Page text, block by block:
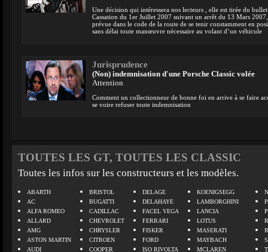
Une décision qui intéressera nos lecteurs , elle est tirée du
Cassation du 1er Juillet 2007 suivant un arrêt du 13 Mars
prévue dans le code de la route de se tenir constamment en
sans délai toute manœuvre nécessaire au volant d’un véhicule
Jurisprudence
(Non) indemnisation d'une Porsche Classic volée
Attention
Comment un collectionneur de bonne foi en arrive à se faire
se voire refuser toute indemnisation
TOUTES LES GT, TOUTES LES CLASSIC
Toutes les infos sur les constructeurs et les modèles.
ABARTH
AC
ALFA ROMEO
ALLARD
AMG
ASTON MARTIN
AUDI
BRISTOL
BUGATTI
CADILLAC
CHEVROLET
CHRYSLER
CITROEN
COOPER
DELAGE
DELAHAYE
FACEL VEGA
FERRARI
FISKER
FORD
ISO RIVOLTA
KOENIGSEGG
LAMBORGHINI
LANCIA
LOTUS
MASERATI
MAYBACH
MCLAREN